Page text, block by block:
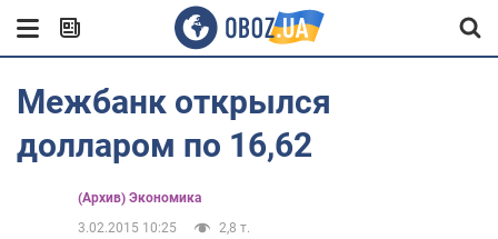
Межбанк открылся
долларом по 16,62
(Архив) Экономика
3.02.2015 10:25
2,8 т.